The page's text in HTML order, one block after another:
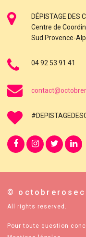
DÉPISTAGE DES
Centre de
Sud Provence-
04 92 53 91 41
©
All rights reserved.
Pour toute question